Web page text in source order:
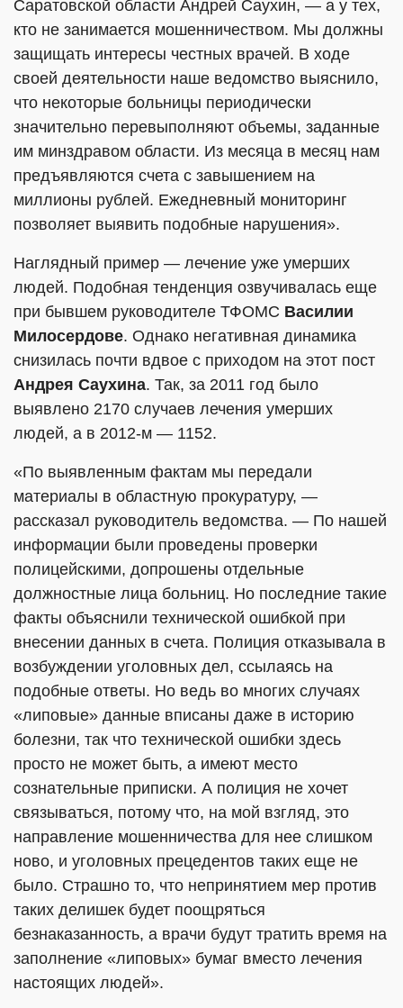
Саратовской области Андрей Саухин, — а у тех,
кто не занимается мошенничеством. Мы должны
защищать интересы честных врачей. В ходе
своей деятельности наше ведомство выяснило,
что некоторые больницы периодически
значительно перевыполняют объемы, заданные
им минздравом области. Из месяца в месяц нам
предъявляются счета с завышением на
миллионы рублей. Ежедневный мониторинг
позволяет выявить подобные нарушения».
Наглядный пример — лечение уже умерших
людей. Подобная тенденция озвучивалась еще
при бывшем руководителе ТФОМС Василии
Милосердове. Однако негативная динамика
снизилась почти вдвое с приходом на этот пост
Андрея Саухина. Так, за 2011 год было
выявлено 2170 случаев лечения умерших
людей, а в 2012-м — 1152.
«По выявленным фактам мы передали
материалы в областную прокуратуру, —
рассказал руководитель ведомства. — По нашей
информации были проведены проверки
полицейскими, допрошены отдельные
должностные лица больниц. Но последние такие
факты объяснили технической ошибкой при
внесении данных в счета. Полиция отказывала в
возбуждении уголовных дел, ссылаясь на
подобные ответы. Но ведь во многих случаях
«липовые» данные вписаны даже в историю
болезни, так что технической ошибки здесь
просто не может быть, а имеют место
сознательные приписки. А полиция не хочет
связываться, потому что, на мой взгляд, это
направление мошенничества для нее слишком
ново, и уголовных прецедентов таких еще не
было. Страшно то, что непринятием мер против
таких делишек будет поощряться
безнаказанность, а врачи будут тратить время на
заполнение «липовых» бумаг вместо лечения
настоящих людей».